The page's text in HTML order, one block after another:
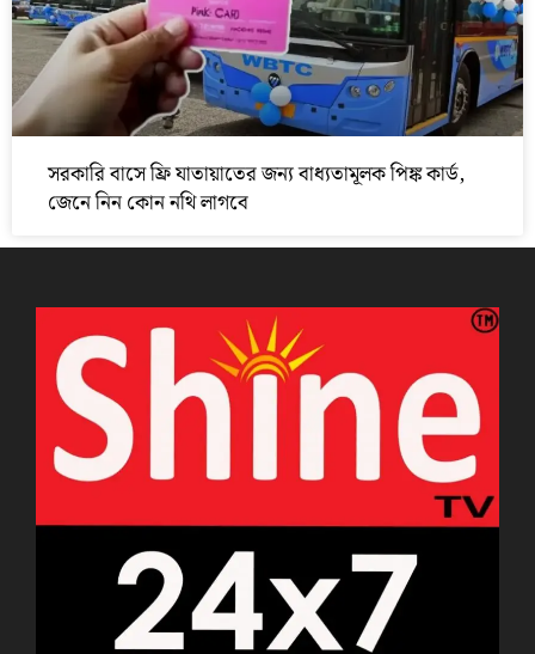
সরকারি বাসে ফ্রি যাতায়াতের জন্য বাধ্যতামূলক পিঙ্ক কার্ড,
জেনে নিন কোন নথি লাগবে